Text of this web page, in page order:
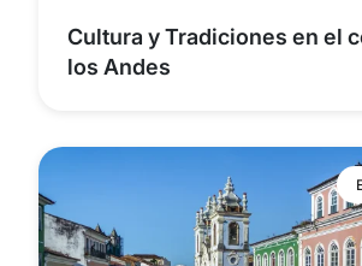
Cultura y Tradiciones en el
los Andes